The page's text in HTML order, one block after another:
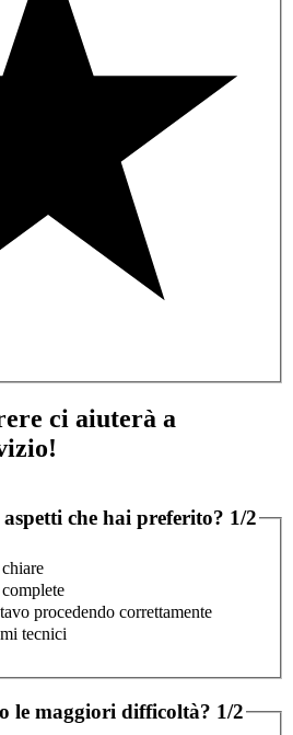
ci aiuterà a
che hai preferito? 1/2
procedendo correttamente
tecnici
le maggiori difficoltà? 1/2